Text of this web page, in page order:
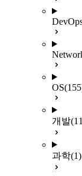
OS
개발
과학(1)